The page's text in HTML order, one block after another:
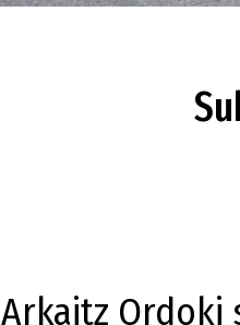
Arkaitz Ordoki